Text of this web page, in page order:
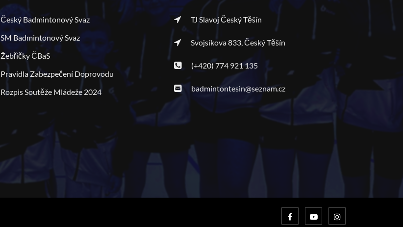
Český Badmintonový Svaz
SM Badmintonový Svaz
Žebříčky ČBaS
Pravidla Zabezpečení Doprovodu
Rozpis Soutěže Mládeže 2024
TJ Slavoj Český Těšín
Svojsíkova 833, Český Těšín
(+420) 774 921 135
badmintontesin@seznam.cz